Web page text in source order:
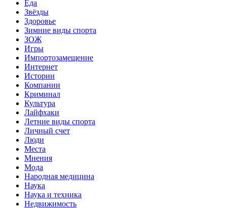
Еда
Звёзды
Здоровье
Зимние виды спорта
ЗОЖ
Игры
Импортозамещение
Интернет
Истории
Компании
Криминал
Культура
Лайфхаки
Летние виды спорта
Личный счет
Люди
Места
Мнения
Мода
Народная медицина
Наука
Наука и техника
Недвижимость